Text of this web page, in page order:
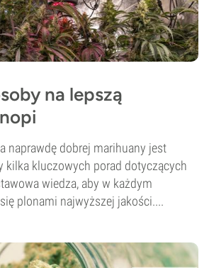
na lepszą
naprawdę dobrej marihuany jest
kilka kluczowych porad dotyczących
wiedza, aby w każdym
plonami najwyższej jakości....